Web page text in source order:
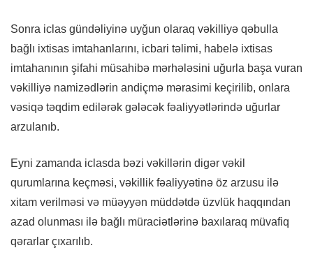
Sonra iclas gündəliyinə uyğun olaraq vəkilliyə qəbulla
bağlı ixtisas imtahanlarını, icbari təlimi, habelə ixtisas
imtahanının şifahi müsahibə mərhələsini uğurla başa vuran
vəkilliyə namizədlərin andiçmə mərasimi keçirilib, onlara
vəsiqə təqdim edilərək gələcək fəaliyyətlərində uğurlar
arzulanıb.
Eyni zamanda iclasda bəzi vəkillərin digər vəkil
qurumlarına keçməsi, vəkillik fəaliyyətinə öz arzusu ilə
xitam verilməsi və müəyyən müddətdə üzvlük haqqından
azad olunması ilə bağlı müraciətlərinə baxılaraq müvafiq
qərarlar çıxarılıb.